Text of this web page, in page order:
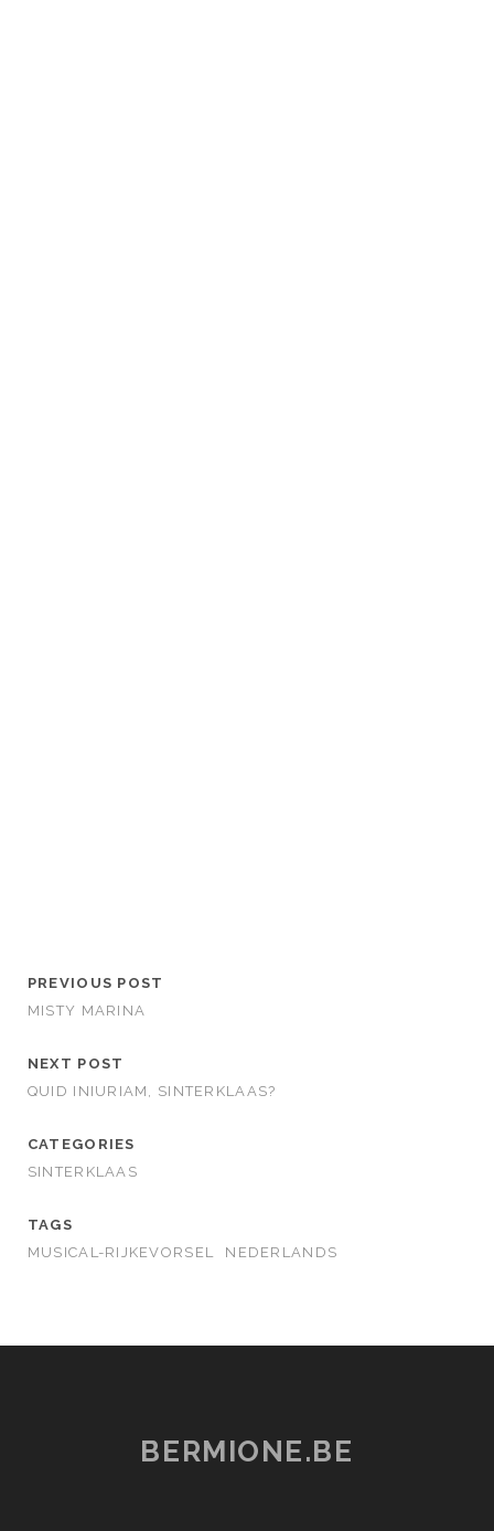
PREVIOUS POST
MISTY MARINA
NEXT POST
QUID INIURIAM, SINTERKLAAS?
CATEGORIES
SINTERKLAAS
TAGS
MUSICAL-RIJKEVORSEL
NEDERLANDS
BERMIONE.BE